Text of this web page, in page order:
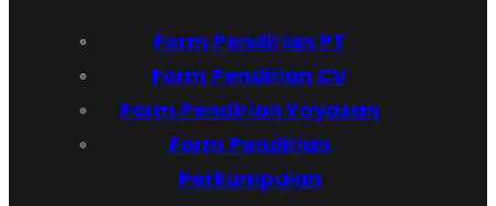
Form Pendirian PT
Form Pendirian CV
Form Pendirian Yayasan
Form Pendirian
Perkumpulan